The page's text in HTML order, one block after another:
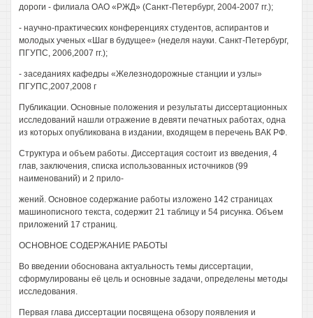
дороги - филиала ОАО «РЖД» (Санкт-Петербург, 2004-2007 гг.);
- научно-практических конференциях студентов, аспирантов и
молодых ученых «Шаг в будущее» (неделя науки. Санкт-Петербург,
ПГУПС, 2006,2007 гг.);
- заседаниях кафедры «Железнодорожные станции и узлы»
ПГУПС,2007,2008 г
Публикации. Основные положения и результаты диссертационных
исследований нашли отражение в девяти печатных работах, одна
из которых опубликована в издании, входящем в перечень ВАК РФ.
Структура и объем работы. Диссертация состоит из введения, 4
глав, заключения, списка использованных источников (99
наименований) и 2 прило-
жений. Основное содержание работы изложено 142 страницах
машинописного текста, содержит 21 таблицу и 54 рисунка. Объем
приложений 17 страниц.
ОСНОВНОЕ СОДЕРЖАНИЕ РАБОТЫ
Во введении обоснована актуальность темы диссертации,
сформулированы её цель и основные задачи, определены методы
исследования.
Первая глава диссертации посвящена обзору появления и